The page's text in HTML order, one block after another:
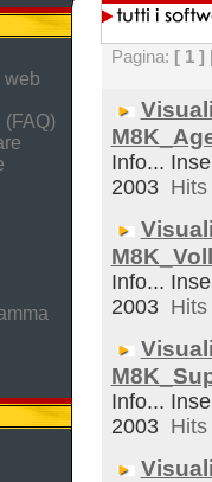
web
(FAQ)
Pagina: [ 1 ]
Info...
2003
Info...
2003
Info...
2003